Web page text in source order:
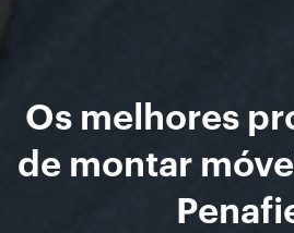
Os melhores
de montar